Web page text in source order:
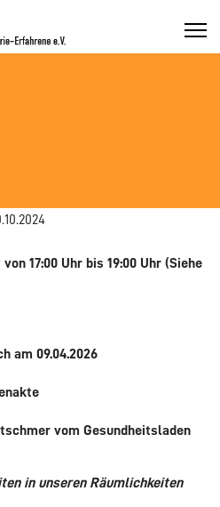
17:00 Uhr bis 19:00 Uhr (Siehe
am 09.04.2026
vom Gesundheitsladen
in unseren Räumlichkeiten